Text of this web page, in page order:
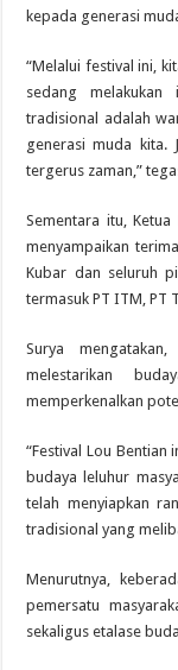
kepada generasi
“Melalui festival ini,
sedang melakukan
tradisional adalah
generasi muda kita.
tergerus zaman,”
Sementara itu,
menyampaikan
Kubar dan seluruh
termasuk PT ITM, PT
Surya
melestarikan
memperkenalkan
“Festival Lou Bentian
budaya leluhur
telah menyiapkan
tradisional yang
Menurutnya,
pemersatu
sekaligus etalase